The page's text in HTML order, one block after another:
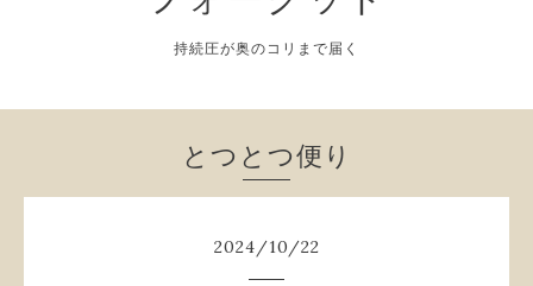
持続圧が奥のコリまで届く
とつとつ便り
2024/10/22